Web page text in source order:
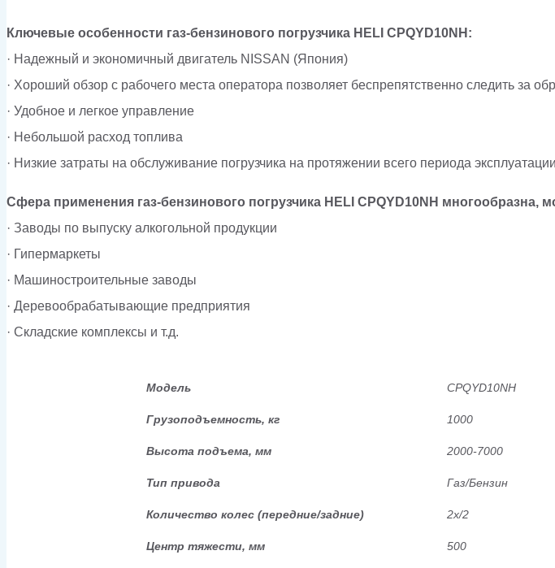
Ключевые особенности газ-бензинового погрузчика HELI CPQYD10NH :
· Надежный и экономичный двигатель NISSAN (Япония)
· Хороший обзор с рабочего места оператора позволяет беспрепятственно следить за
· Удобное и легкое управление
· Небольшой расход топлива
· Низкие затраты на обслуживание погрузчика на протяжении всего периода эксплуатации
Сфера применения газ-бензинового погрузчика HELI CPQYD10NH многообразна,
· Заводы по выпуску алкогольной продукции
· Гипермаркеты
· Машиностроительные заводы
· Деревообрабатывающие предприятия
· Складские комплексы и т.д.
Модель CPQYD10NH
Грузоподъемность, кг 1000
Высота подъема, мм 2000-7000
Тип привода Газ/Бензин
Количество колес (передние/задние) 2x/2
Центр тяжести, мм 500